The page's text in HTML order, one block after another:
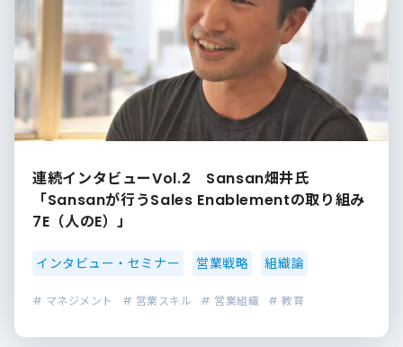
連続インタビューVol.2 Sansan畑井氏
「Sansanが行うSales Enablementの取り組み
7E（人のE）」
インタビュー・セミナー 営業戦略 組織論
# マネジメント # 営業スキル # 営業組織 # 教育